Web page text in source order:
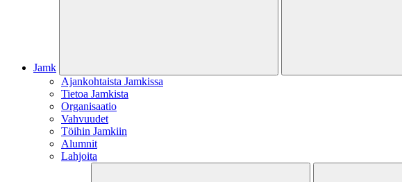
Jamk
Ajankohtaista Jamkissa
Tietoa Jamkista
Organisaatio
Vahvuudet
Töihin Jamkiin
Alumnit
Lahjoita